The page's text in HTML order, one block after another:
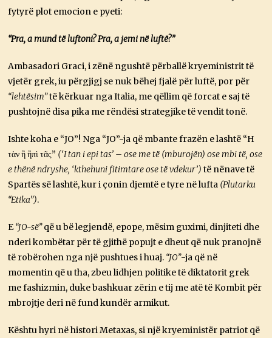
fytyrë plot emocion e pyeti:
“Pra, a mund të luftoni? Pra, a jemi në luftë?”
Ambasadori Graci, i zënë ngushtë përballë kryeministrit të
vjetër grek, iu përgjigj se nuk bëhej fjalë për luftë, por për
“lehtësim”të kërkuar nga Italia, me qëllim që forcat e saj të
pushtojnë disa pika me rëndësi strategjike të vendit tonë.
Ishte koha e “JO”! Nga “JO”-ja që mbante frazën e lashtë “H
τὰν ἢ ἢπὶ τᾶς” (‘I tan i epi tas’ – ose me të (mburojën) ose mbi të, ose
e thënë ndryshe, ‘kthehuni fitimtare ose të vdekur’) të nënave të
Spartës së lashtë, kur i çonin djemtë e tyre në lufta (Plutarku
“Etika”).
E“JO-së”që u bë legjendë, epope, mësim guximi, dinjiteti dhe
nderi kombëtar për të gjithë popujt e dheut që nuk pranojnë
të robërohen nga një pushtues i huaj. “JO”-ja që në
momentin që u tha, zbeu lidhjen politike të diktatorit grek
me fashizmin, duke bashkuar zërin e tij me atë të Kombit për
mbrojtje deri në fund kundër armikut.
Kështu hyri në histori Metaxas, si një kryeministër patriot që